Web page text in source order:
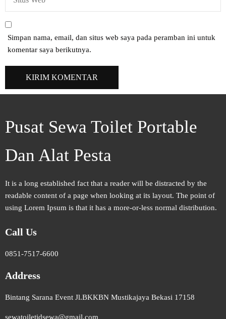
Simpan nama, email, dan situs web saya pada peramban ini untuk
komentar saya berikutnya.
Pusat Sewa Toilet Portable
Dan Alat Pesta
It is a long established fact that a reader will be distracted by the
readable content of a page when looking at its layout. The point of
using Lorem Ipsum is that it has a more-or-less normal distribution.
Call Us
0851-7517-6600
Address
Bintang Sarana Event Jl.BKKBN Mustikajaya Bekasi 17158
sewatoiletidsewa@gmail.com